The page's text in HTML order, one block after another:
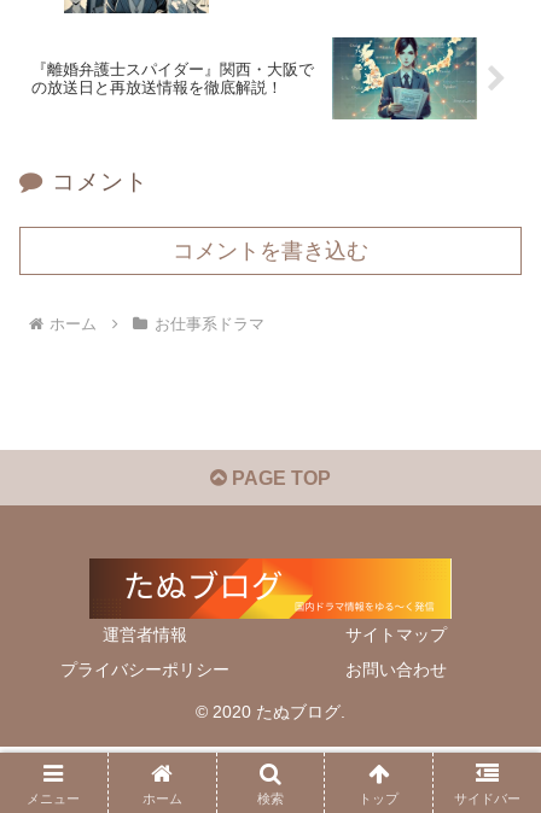
『離婚弁護士スパイダー』関西・大阪で
の放送日と再放送情報を徹底解説！
コメント
コメントを書き込む
ホーム お仕事系ドラマ
PAGE TOP
運営者情報
サイトマップ
プライバシーポリシー
お問い合わせ
© 2020 たぬブログ.
メニュー ホーム 検索 トップ サイドバー